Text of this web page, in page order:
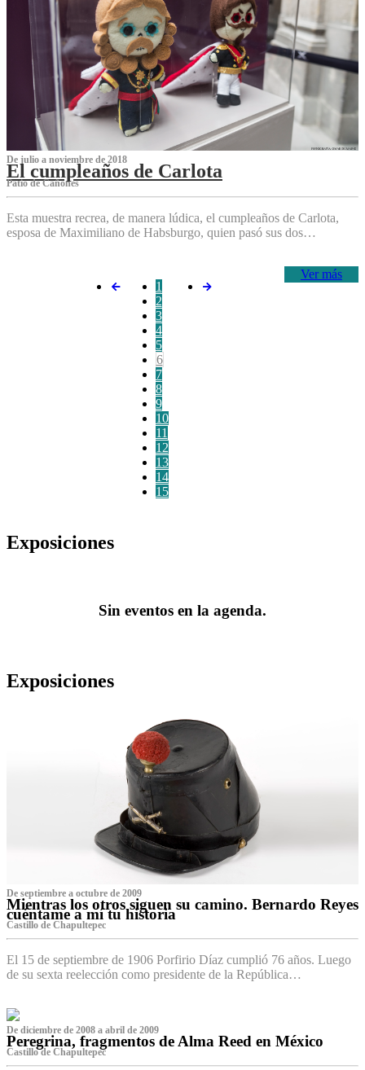
De julio a noviembre de 2018
El cumpleaños de Carlota
Patio de Cañones
Esta muestra recrea, de manera lúdica, el cumpleaños de Carlota,
esposa de Maximiliano de Habsburgo, quien pasó sus dos…
Ver más
1
2
3
4
5
6
7
8
9
10
11
12
13
14
15
Exposiciones
Sin eventos en la agenda.
Exposiciones
De septiembre a octubre de 2009
Mientras los otros siguen su camino. Bernardo Reyes
cuéntame a mí tu historia
Castillo de Chapultepec
El 15 de septiembre de 1906 Porfirio Díaz cumplió 76 años. Luego
de su sexta reelección como presidente de la República…
De diciembre de 2008 a abril de 2009
Peregrina, fragmentos de Alma Reed en México
Castillo de Chapultepec